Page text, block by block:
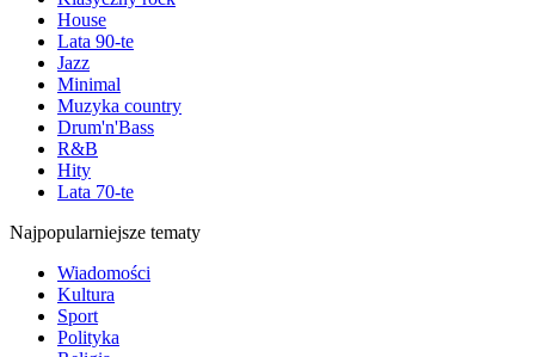
House
Lata 90-te
Jazz
Minimal
Muzyka country
Drum'n'Bass
R&B
Hity
Lata 70-te
Najpopularniejsze tematy
Wiadomości
Kultura
Sport
Polityka